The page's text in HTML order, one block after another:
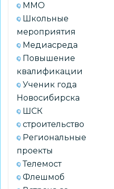
–
чемпион
спортивных
игр
ШСК
ММО
Школьные
мероприятия
Медиасреда
Повышение
квалификации
Ученик года
Новосибирска
ШСК
строительство
Региональные
проекты
Телемост
Флешмоб